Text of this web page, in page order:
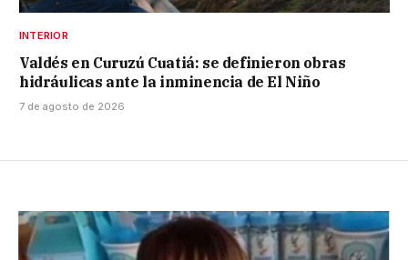
INTERIOR
Valdés en Curuzú Cuatiá: se definieron obras
hidráulicas ante la inminencia de El Niño
7 de agosto de 2026